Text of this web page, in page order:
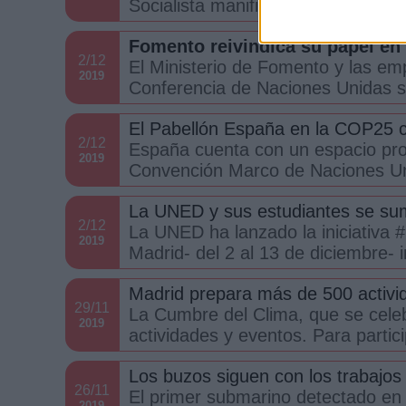
Socialista manifiesta su firme
2/12
2019
Fomento reivindica su papel
El Ministerio de Fomento y las
Conferencia de Naciones Unidas
2/12
2019
El Pabellón España en la COP25
España cuenta con un espacio
Convención Marco de Naciones
2/12
2019
La UNED y sus estudiantes se
La UNED ha lanzado la iniciativa
Madrid- del 2 al 13 de diciembre-
29/11
2019
Madrid prepara más de 500
La Cumbre del Clima, que se
actividades y eventos. Para
26/11
Los buzos siguen con los
El primer submarino detectado